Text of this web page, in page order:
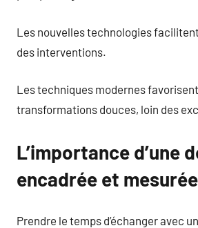
Les nouvelles technologies
des interventions.
Les techniques modernes
transformations douces, loin des
L’importance d’une
encadrée et mesurée
Prendre le temps d’échanger avec